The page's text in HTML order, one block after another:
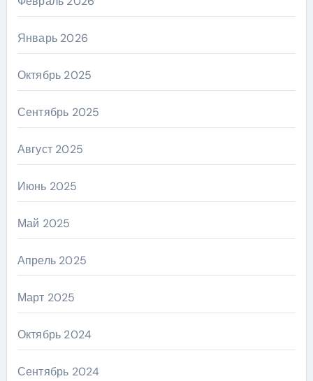
Январь 2026
Октябрь 2025
Сентябрь 2025
Август 2025
Июнь 2025
Май 2025
Апрель 2025
Март 2025
Октябрь 2024
Сентябрь 2024